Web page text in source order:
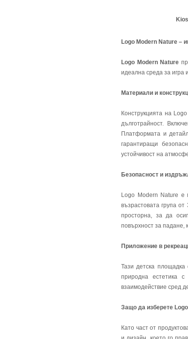
Logo Modern Nature –
Logo Modern Nature
идеална среда за игра
Материали и
Конструкцията на
дълготрайност.
Платформата и
гарантиращи
устойчивост на
Безопасност и
Logo Modern Nature е
възрастовата група
просторна, за да
повърхност за падане,
Приложение в
Тази детска
природна естетика с
взаимодействие сред
Защо да изберете
Като част от